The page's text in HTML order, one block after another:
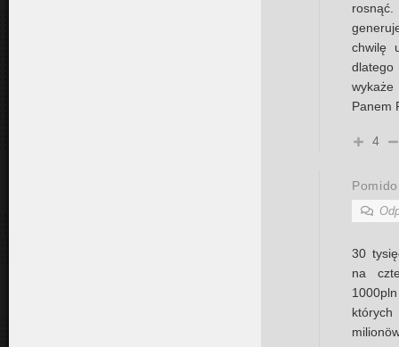
chwilę
dlatego
Panem
4
30
na